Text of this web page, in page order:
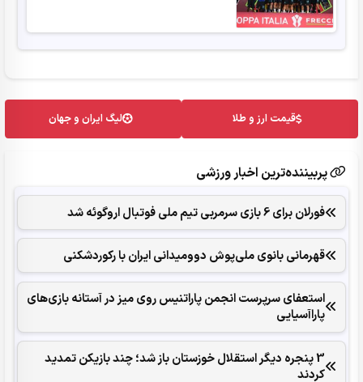
قیمت ارز و طلا لیگ ایران و جهان
پربیننده‌ترین اخبار ورزشی
فورلان برای 6 بازی سرمربی تیم ملی فوتبال اروگوئه شد
قهرمانی بانوی ملی‌پوش دوومیدانی ایران با رکوردشکنی
استعفای سرپرست انجمن پاراتنیس روی میز در آستانه بازی‌های
پاراآسیایی
3 پنجره دیگر استقلال خوزستان باز شد؛ چند بازیکن تمدید
کردند